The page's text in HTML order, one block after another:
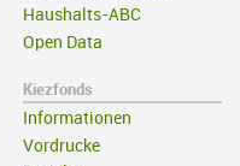
Haushalts-ABC
Open Data
Kiezfonds
Informationen
Vordrucke